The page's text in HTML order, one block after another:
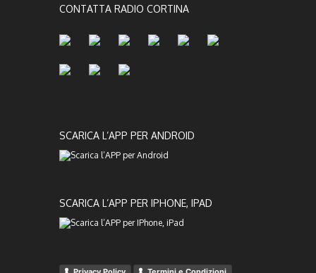
CONTATTA RADIO CORTINA
SCARICA L’APP PER ANDROID
SCARICA L’APP PER IPHONE, IPAD